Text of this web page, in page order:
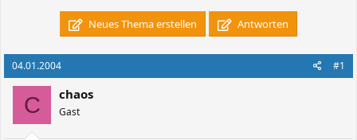
Neues Thema erstellen Antworten
04.01.2004 #1
C chaos
Gast